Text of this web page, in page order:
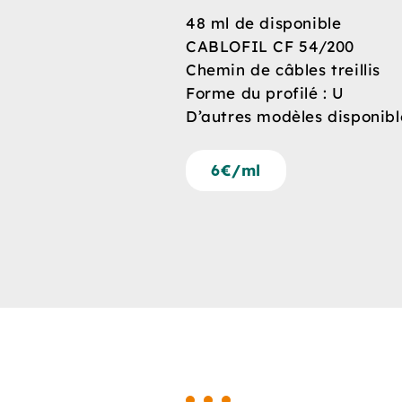
48 ml de disponible
CABLOFIL CF 54/200
Chemin de câbles treillis
Forme du profilé : U
D’autres modèles
6€/ml